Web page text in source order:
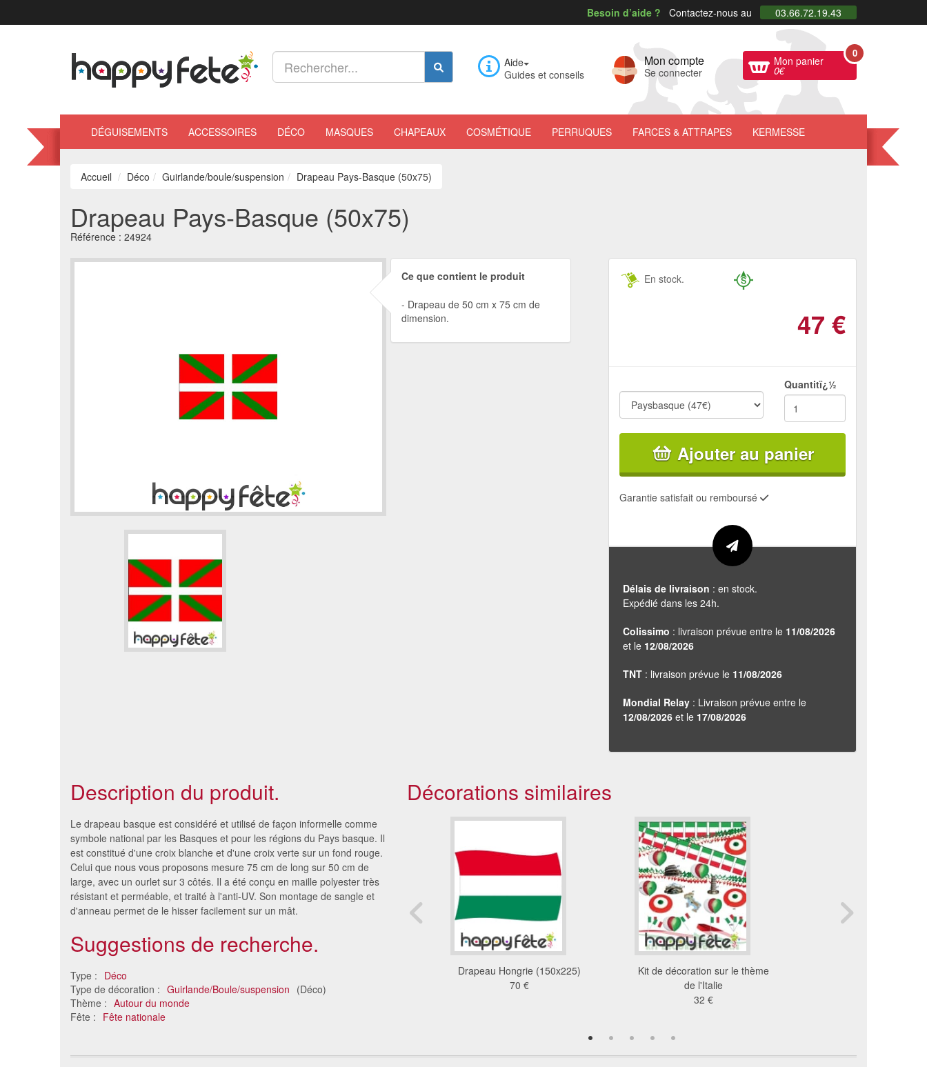
Besoin d’aide ? Contactez-nous au 03.66.72.19.43
Aide
Guides et conseils
Mon compte
Se connecter
Mon panier
0€
0
DÉGUISEMENTS ACCESSOIRES DÉCO MASQUES CHAPEAUX COSMÉTIQUE PERRUQUES FARCES & ATTRAPES KERMESSE
Accueil Déco Guirlande/boule/suspension Drapeau Pays-Basque (50x75)
Drapeau Pays-Basque (50x75)
Référence : 24924
Ce que contient le produit
Drapeau de 50 cm x 75 cm de
dimension.
En stock.
47 €
Quantitï¿½
Ajouter au panier
Garantie satisfait ou remboursé
Délais de livraison : en stock.
Expédié dans les 24h.
Colissimo : livraison prévue entre le 11/08/2026
et le 12/08/2026
TNT : livraison prévue le 11/08/2026
Mondial Relay : Livraison prévue entre le
12/08/2026 et le 17/08/2026
Description du produit.
Le drapeau basque est considéré et utilisé de façon informelle comme
symbole national par les Basques et pour les régions du Pays basque. Il
est constitué d'une croix blanche et d'une croix verte sur un fond rouge.
Celui que nous vous proposons mesure 75 cm de long sur 50 cm de
large, avec un ourlet sur 3 côtés. Il a été conçu en maille polyester très
résistant et perméable, et traité à l'anti-UV. Son montage de sangle et
d'anneau permet de le hisser facilement sur un mât.
Suggestions de recherche.
Type : Déco
Type de décoration : Guirlande/Boule/suspension (Déco)
Thème : Autour du monde
Fête : Fête nationale
Décorations similaires
Guirlande Italie iris en papier,
3m
1.81 €
60 €
Drapeau Hongrie (150x225)
70 €
Kit de décoration sur le thème
de l'Italie
32 €